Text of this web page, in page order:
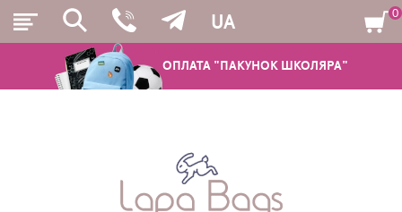
ОПЛАТА "ПАКУНОК ШКОЛЯРА"
UA
ШКІЛЬНІ РЮКЗАКИ ТА РАНЦІ
0